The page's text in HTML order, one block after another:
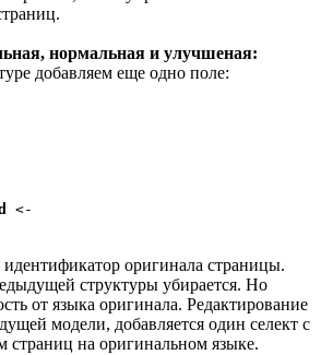
нормальная и улучшеная:
добавляем еще одно поле:
<-
оригинала страницы.
структуры убирается. Но
от языка оригинала. Редактирование
модели, добавляется один селект с
страниц на оригинальном языке.